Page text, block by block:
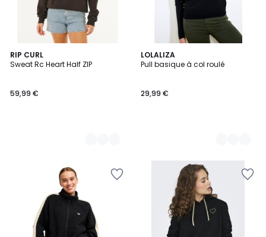
RIP CURL
Sweat Rc Heart Half ZIP
59,99 €
3
Couleurs
LOLALIZA
Pull basique à col roulé
29,99 €
5
Couleurs